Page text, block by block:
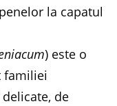
la capatul
) este o
familiei
de